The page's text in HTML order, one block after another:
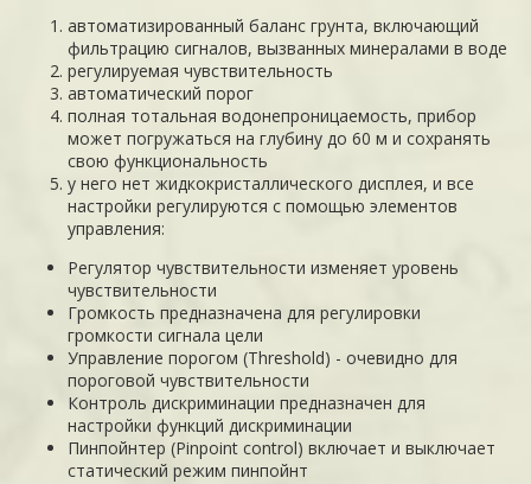
автоматизированный баланс грунта, включающий
фильтрацию сигналов, вызванных минералами в воде
регулируемая чувствительность
автоматический порог
полная тотальная водонепроницаемость, прибор
может погружаться на глубину до 60 м и сохранять
свою функциональность
у него нет жидкокристаллического дисплея, и все
настройки регулируются с помощью элементов
управления:
Регулятор чувствительности изменяет уровень
чувствительности
Громкость предназначена для регулировки
громкости сигнала цели
Управление порогом (Threshold) - очевидно для
пороговой чувствительности
Контроль дискриминации предназначен для
настройки функций дискриминации
Пинпойнтер (Pinpoint control) включает и выключает
статический режим пинпойнт